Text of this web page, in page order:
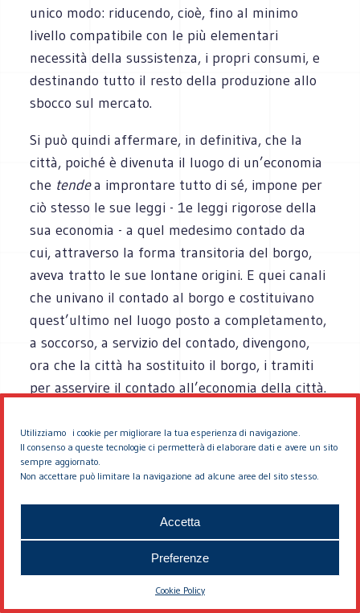
Utilizziamo i cookie per migliorare la tua esperienza di navigazione.
Il consenso a queste tecnologie ci permetterà di elaborare dati e avere un sito
sempre aggiornato.
Non accettare può limitare la navigazione ad alcune aree del sito stesso.
Accetta
Preferenze
Cookie Policy
unico modo: riducendo, cioè, fino al minimo
livello compatibile con le più elementari
necessità della sussistenza, i propri consumi, e
destinando tutto il resto della produzione allo
sbocco sul mercato.
Si può quindi affermare, in definitiva, che la
città, poiché è divenuta il luogo di un’economia
che tendea improntare tutto di sé, impone per
ciò stesso le sue leggi - 1e leggi rigorose della
sua economia - a quel medesimo contado da
cui, attraverso la forma transitoria del borgo,
aveva tratto le sue lontane origini. E quei canali
che univano il contado al borgo e costituivano
quest’ultimo nel luogo posto a completamento,
a soccorso, a servizio del contado, divengono,
ora che la città ha sostituito il borgo, i tramiti
per asservire il contado all’economia della città.
della città, così come sfrutta gli operai e tutti
coloro che operano diretta- mente entro le sue
anche i consumi di costoro tendono a ridursi a
consumi produttivi, anche la loro produzione
viene finalizzata, in modo sempre più esclusivo,
sovrappiù ha nelle campagne solo un punto